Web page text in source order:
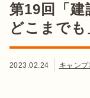
第19回「建
どこまでも
2023.02.24 キャンプ